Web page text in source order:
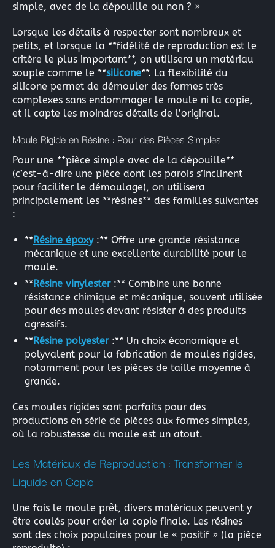
simple, avec de la dépouille ou non ? »
Lorsque les détails à respecter sont nombreux et
petits, et lorsque la **fidélité de reproduction est le
critère le plus important**, on utilisera un matériau
souple comme le **silicone**. La flexibilité du
silicone permet de démouler des formes très
complexes sans endommager le moule ni la copie,
et il capte les moindres détails de l’original.
Moule Rigide en Résine : Pour des Pièces Simples
Pour une **pièce simple avec de la dépouille**
(c’est-à-dire une pièce dont les parois s’inclinent
pour faciliter le démoulage), on utilisera
principalement les **résines** des familles suivantes
:
**Résine époxy:** Offre une grande résistance
mécanique et une excellente durabilité pour le
moule.
**Résine vinylester:** Combine une bonne
résistance chimique et mécanique, souvent utilisée
pour des moules devant résister à des produits
agressifs.
**Résine polyester:** Un choix économique et
polyvalent pour la fabrication de moules rigides,
notamment pour les pièces de taille moyenne à
grande.
Ces moules rigides sont parfaits pour des
productions en série de pièces aux formes simples,
où la robustesse du moule est un atout.
Les Matériaux de Reproduction : Transformer le
Liquide en Copie
Une fois le moule prêt, divers matériaux peuvent y
être coulés pour créer la copie finale. Les résines
sont des choix populaires pour le « positif » (la pièce